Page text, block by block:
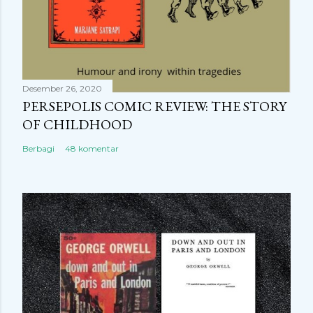
Desember 26, 2020
PERSEPOLIS COMIC REVIEW: THE STORY
OF CHILDHOOD
Berbagi 48 komentar